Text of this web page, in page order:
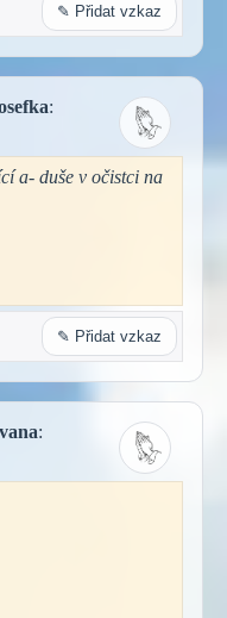
✎ Přidat vzkaz
:
a- duše v očistci na
✎ Přidat vzkaz
: